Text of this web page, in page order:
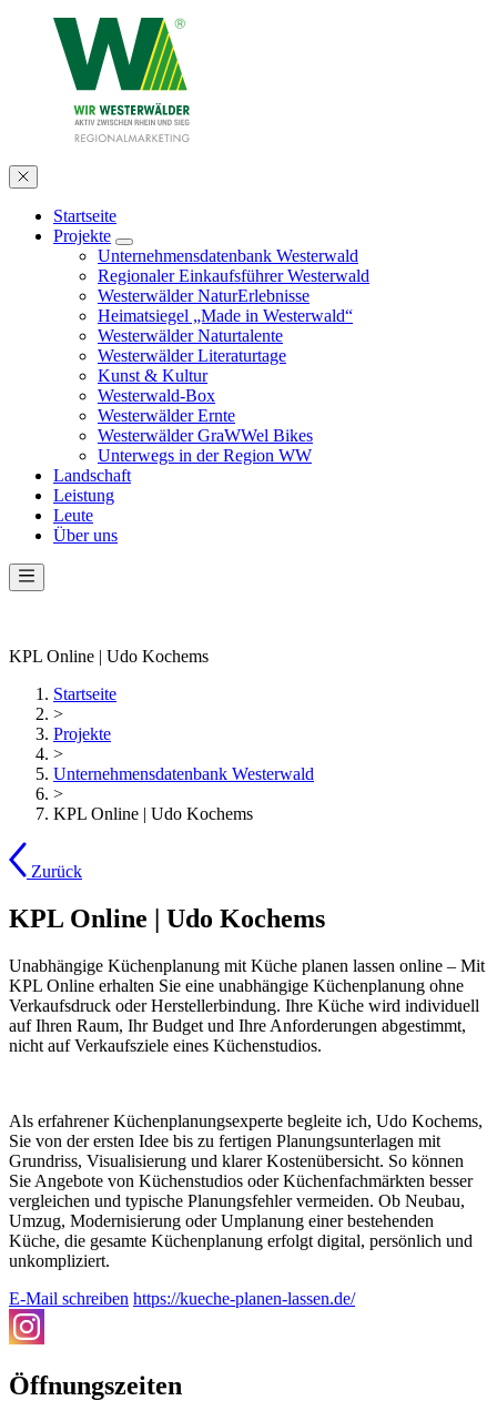
Startseite
Projekte
Unternehmensdatenbank Westerwald
Regionaler Einkaufsführer Westerwald
Westerwälder NaturErlebnisse
Heimatsiegel „Made in Westerwald“
Westerwälder Naturtalente
Westerwälder Literaturtage
Kunst & Kultur
Westerwald-Box
Westerwälder Ernte
Westerwälder GraWWel Bikes
Unterwegs in der Region WW
Landschaft
Leistung
Leute
Über uns
KPL Online | Udo Kochems
Startseite
>
Projekte
>
Unternehmensdatenbank Westerwald
>
KPL Online | Udo Kochems
Zurück
KPL Online | Udo Kochems
Unabhängige Küchenplanung mit Küche planen lassen online – Mit
KPL Online erhalten Sie eine unabhängige Küchenplanung ohne
Verkaufsdruck oder Herstellerbindung. Ihre Küche wird individuell
auf Ihren Raum, Ihr Budget und Ihre Anforderungen abgestimmt,
nicht auf Verkaufsziele eines Küchenstudios.
Als erfahrener Küchenplanungsexperte begleite ich, Udo Kochems,
Sie von der ersten Idee bis zu fertigen Planungsunterlagen mit
Grundriss, Visualisierung und klarer Kostenübersicht. So können
Sie Angebote von Küchenstudios oder Küchenfachmärkten besser
vergleichen und typische Planungsfehler vermeiden. Ob Neubau,
Umzug, Modernisierung oder Umplanung einer bestehenden
Küche, die gesamte Küchenplanung erfolgt digital, persönlich und
unkompliziert.
E-Mail schreiben https://kueche-planen-lassen.de/
Öffnungszeiten